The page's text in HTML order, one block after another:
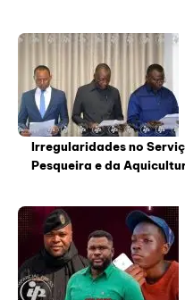
Irregularidades no
Pesqueira e da